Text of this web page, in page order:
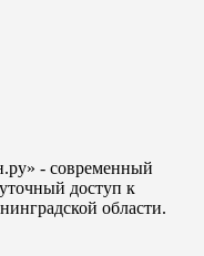
- современный
доступ к
области.